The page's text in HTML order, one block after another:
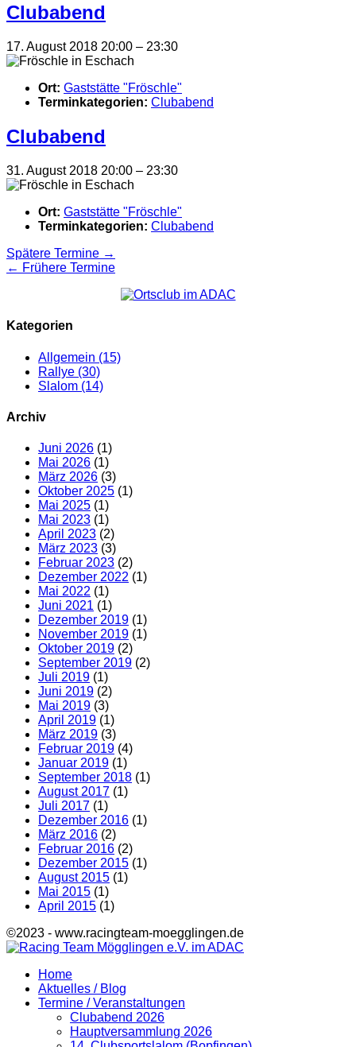
Clubabend
17. August 2018 20:00 – 23:30
Ort: Gaststätte "Fröschle"
Terminkategorien: Clubabend
Clubabend
31. August 2018 20:00 – 23:30
Ort: Gaststätte "Fröschle"
Terminkategorien: Clubabend
Spätere Termine →
← Frühere Termine
Kategorien
Allgemein (15)
Rallye (30)
Slalom (14)
Archiv
Juni 2026 (1)
Mai 2026 (1)
März 2026 (3)
Oktober 2025 (1)
Mai 2025 (1)
Mai 2023 (1)
April 2023 (2)
März 2023 (3)
Februar 2023 (2)
Dezember 2022 (1)
Mai 2022 (1)
Juni 2021 (1)
Dezember 2019 (1)
November 2019 (1)
Oktober 2019 (2)
September 2019 (2)
Juli 2019 (1)
Juni 2019 (2)
Mai 2019 (3)
April 2019 (1)
März 2019 (3)
Februar 2019 (4)
Januar 2019 (1)
September 2018 (1)
August 2017 (1)
Juli 2017 (1)
Dezember 2016 (1)
März 2016 (2)
Februar 2016 (2)
Dezember 2015 (1)
August 2015 (1)
Mai 2015 (1)
April 2015 (1)
©2023 - www.racingteam-moegglingen.de
Home
Aktuelles / Blog
Termine / Veranstaltungen
Clubabend 2026
Hauptversammlung 2026